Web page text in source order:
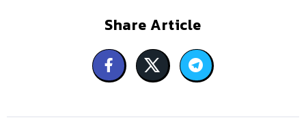
Share Article